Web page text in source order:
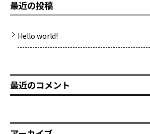
最近の投稿
Hello world!
最近のコメント